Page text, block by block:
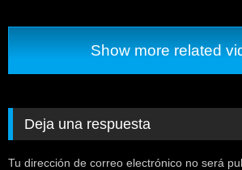
Show more related
Deja una respuesta
Tu dirección de correo electrónico no será